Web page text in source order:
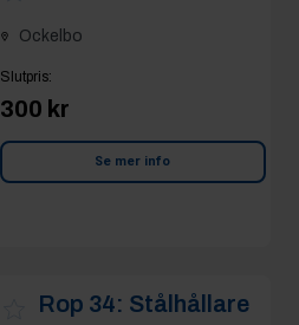
Ockelbo
Slutpris:
300 kr
Se mer info
Rop 34: Stålhållare